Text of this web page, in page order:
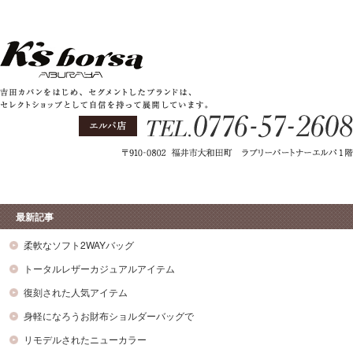
最新記事
柔軟なソフト2WAYバッグ
トータルレザーカジュアルアイテム
復刻された人気アイテム
身軽になろうお財布ショルダーバッグで
リモデルされたニューカラー